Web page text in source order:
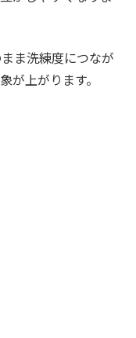
ま洗練度につなが
が上がります。